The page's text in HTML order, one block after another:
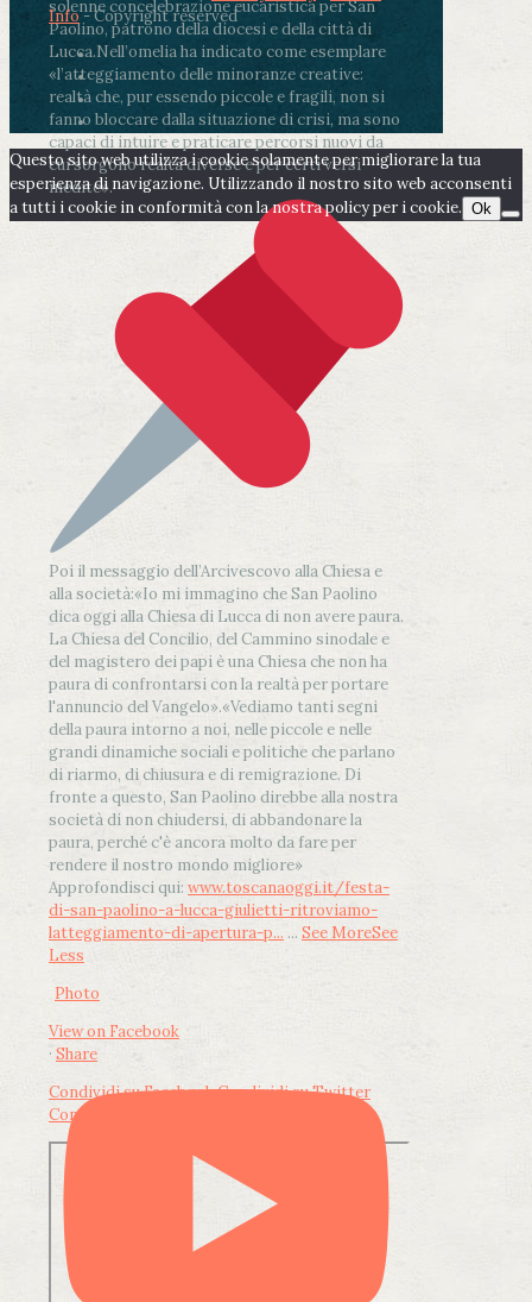
solenne concelebrazione eucaristica per San
Paolino, patrono della diocesi e della città di
Lucca.Nell’omelia ha indicato come esemplare
«l’atteggiamento delle minoranze creative:
realtà che, pur essendo piccole e fragili, non si
fanno bloccare dalla situazione di crisi, ma sono
capaci di intuire e praticare percorsi nuovi da
cui sorgono realtà diverse e per certi versi
inedite».
Poi il messaggio dell’Arcivescovo alla Chiesa e
alla società:«Io mi immagino che San Paolino
dica oggi alla Chiesa di Lucca di non avere paura.
La Chiesa del Concilio, del Cammino sinodale e
del magistero dei papi è una Chiesa che non ha
paura di confrontarsi con la realtà per portare
l'annuncio del Vangelo».«Vediamo tanti segni
della paura intorno a noi, nelle piccole e nelle
grandi dinamiche sociali e politiche che parlano
di riarmo, di chiusura e di remigrazione. Di
fronte a questo, San Paolino direbbe alla nostra
società di non chiudersi, di abbandonare la
paura, perché c'è ancora molto da fare per
rendere il nostro mondo migliore»
Approfondisci qui: www.toscanaoggi.it/festa-
di-san-paolino-a-lucca-giulietti-ritroviamo-
latteggiamento-di-apertura-p... ... See MoreSee
Less
Photo
View on Facebook
· Share
Condividi su FacebookCondividi su Twitter
Condividi su LinkedIn
Info- Copyright reserved
Questo sito web utilizza i cookie solamente per migliorare la tua
esperienza di navigazione. Utilizzando il nostro sito web acconsenti
a tutti i cookie in conformità con la nostra policy per i cookie. Ok